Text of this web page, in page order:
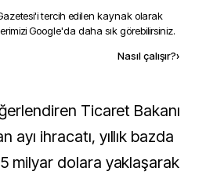
'i tercih edilen kaynak olarak
Google'da daha sık görebilirsiniz.
Nasıl çalışır?›
ayı ihracatı, yıllık bazda
milyar dolara yaklaşarak